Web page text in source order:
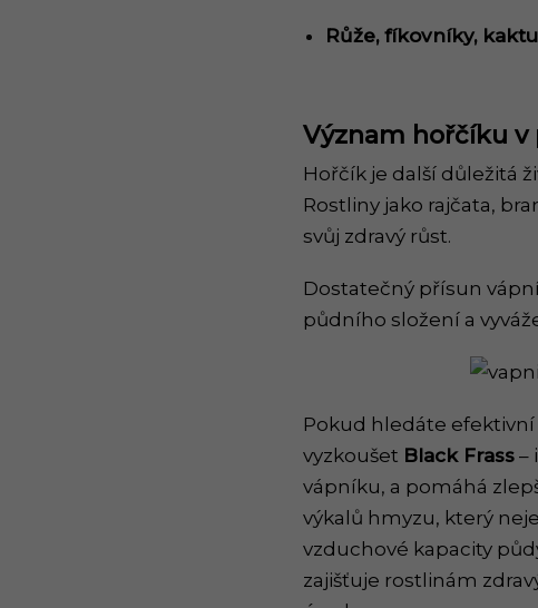
Růže, fíkovníky,
Význam hořčíku v
Hořčík je další důležitá
Rostliny jako rajčata,
svůj zdravý růst.
Dostatečný přísun
půdního složení a
Pokud hledáte
vyzkoušet Black Frass –
vápníku, a pomáhá
výkalů hmyzu, který
vzduchové kapacity
zajišťuje rostlinám